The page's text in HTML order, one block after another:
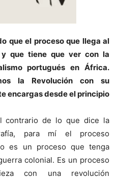
que el proceso que llega al
que tiene que ver con la
portugués en África.
la Revolución con su
encargas desde el principio
contrario de lo que dice la
para mí el proceso
es un proceso que tenga
colonial. Es un proceso
con una revolución